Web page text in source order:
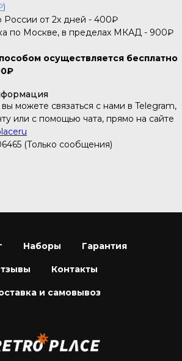
)
России от 2х дней - 400₽
по Москве, в пределах МКАД - 900₽
осуществляется бесплатно
можете связаться с нами в Telegram,
или с помощью чата, прямо на сайте
(Только сообщения)
Наборы Гарантия
Контакты
и самовывоз